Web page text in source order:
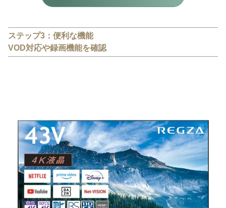
ステップ3：便利な機能
VOD対応や録画機能を確認